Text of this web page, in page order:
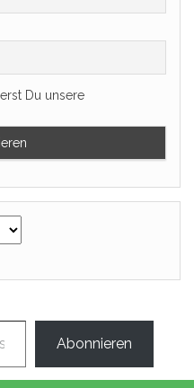
Du unsere
ein ...
Abonnieren